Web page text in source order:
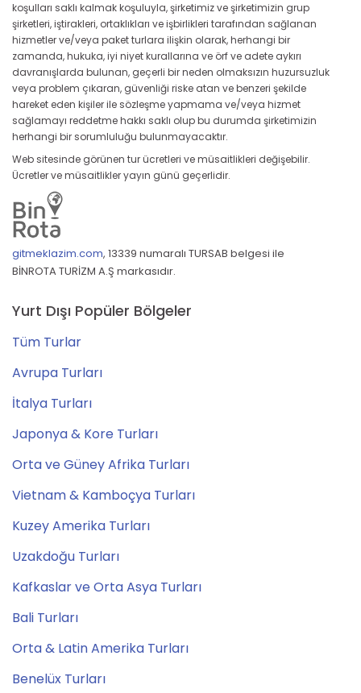
koşulları saklı kalmak koşuluyla, şirketimiz ve şirketimizin grup
şirketleri, iştirakleri, ortaklıkları ve işbirlikleri tarafından sağlanan
hizmetler ve/veya paket turlara ilişkin olarak, herhangi bir
zamanda, hukuka, iyi niyet kurallarına ve örf ve adete aykırı
davranışlarda bulunan, geçerli bir neden olmaksızın huzursuzluk
veya problem çıkaran, güvenliği riske atan ve benzeri şekilde
hareket eden kişiler ile sözleşme yapmama ve/veya hizmet
sağlamayı reddetme hakkı saklı olup bu durumda şirketimizin
herhangi bir sorumluluğu bulunmayacaktır.
Web sitesinde görünen tur ücretleri ve müsaitlikleri değişebilir.
Ücretler ve müsaitlikler yayın günü geçerlidir.
gitmeklazim.com, 13339 numaralı TURSAB belgesi ile
BİNROTA TURİZM A.Ş markasıdır.
Yurt Dışı Popüler Bölgeler
Tüm Turlar
Avrupa Turları
İtalya Turları
Japonya & Kore Turları
Orta ve Güney Afrika Turları
Vietnam & Kamboçya Turları
Kuzey Amerika Turları
Uzakdoğu Turları
Kafkaslar ve Orta Asya Turları
Bali Turları
Orta & Latin Amerika Turları
Benelüx Turları